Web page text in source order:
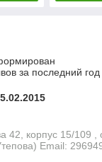
за последний год
42, корпус 15/109
Email: